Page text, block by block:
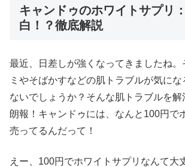
キャンドゥのホワイトサプリ
白！？徹底解説
最近、日差しが強くなってきましたね。
ミやそばかすなどの肌トラブルが気に
ないでしょうか？そんな肌トラブルを解
朗報！キャンドゥには、なんと100円で
売ってるんだって！
えー、100円でホワイトサプリなんて大